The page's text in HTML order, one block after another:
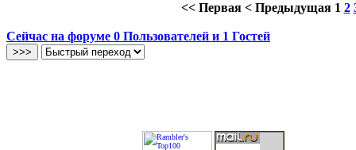
<< Первая< Предыдущая 1 2
Сейчас на форуме 0 Пользователей и 1 Гостей